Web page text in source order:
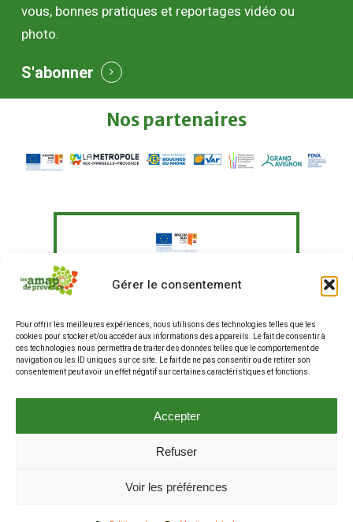
Gérer le consentement
Pour offrir les meilleures expériences, nous utilisons des technologies telles que les
cookies pour stocker et/ou accéder aux informations des appareils. Le fait de consentir à
ces technologies nous permettra de traiter des données telles que le comportement de
navigation ou les ID uniques sur ce site. Le fait de ne pas consentir ou de retirer son
consentement peut avoir un effet négatif sur certaines caractéristiques et fonctions.
Accepter
Refuser
Voir les préférences
vous, bonnes pratiques et reportages vidéo ou
photo.
S'abonner
Nos partenaires
Le Fonds Européen Agricole pour le
d'actions visant à "Agir pour une
alimentation plus durable en
entreprises et restauration hors
domicile, et renforcer les liens entre
La production de ce site internet a fait
partie de ce programme.
© 2025 Les AMAP de Provence . Tous droits réservés .